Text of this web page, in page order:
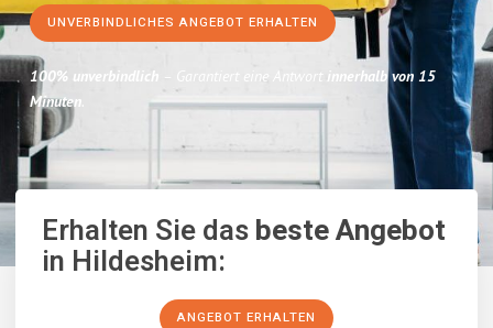
UNVERBINDLICHES ANGEBOT ERHALTEN
100% unverbindlich – Garantiert eine Antwort innerhalb von 15
Minuten.
Erhalten Sie dasbeste Angebot
in Hildesheim:
ANGEBOT ERHALTEN